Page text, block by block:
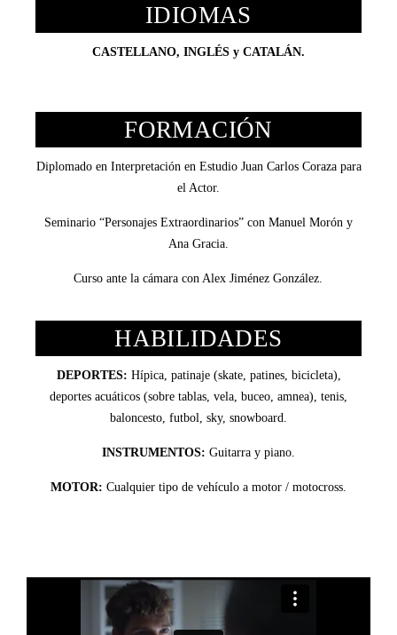
IDIOMAS
CASTELLANO, INGLÉS y CATALÁN.
FORMACIÓN
Diplomado en Interpretación en Estudio Juan Carlos Coraza para
el Actor.
Seminario “Personajes Extraordinarios” con Manuel Morón y
Ana Gracia.
Curso ante la cámara con Alex Jiménez González.
HABILIDADES
DEPORTES: Hípica, patinaje (skate, patines, bicicleta),
deportes acuáticos (sobre tablas, vela, buceo, amnea), tenis,
baloncesto, futbol, sky, snowboard.
INSTRUMENTOS: Guitarra y piano.
MOTOR: Cualquier tipo de vehículo a motor / motocross.